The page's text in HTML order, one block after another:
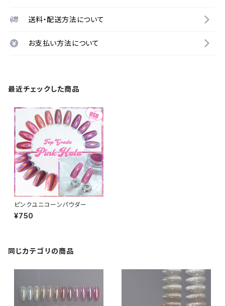
送料・配送方法について
お支払い方法について
最近チェックした商品
ピンクユニコーンパウダー
¥750
同じカテゴリの商品